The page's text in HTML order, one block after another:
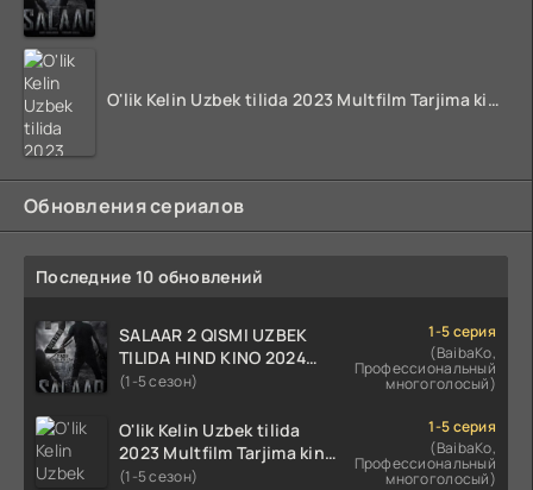
O'lik Kelin Uzbek tilida 2023 Multfilm Tarjima kino skachat
Обновления сериалов
Последние 10 обновлений
SALAAR 2 QISMI UZBEK
TILIDA HIND KINO 2024
TARJIMA 720p HD Skachat
(1-5 сезон)
1-5 серия
(BaibaKo,
Профессиональный
многоголосый)
O'lik Kelin Uzbek tilida
2023 Multfilm Tarjima kino
skachat
(1-5 сезон)
1-5 серия
(BaibaKo,
Профессиональный
многоголосый)